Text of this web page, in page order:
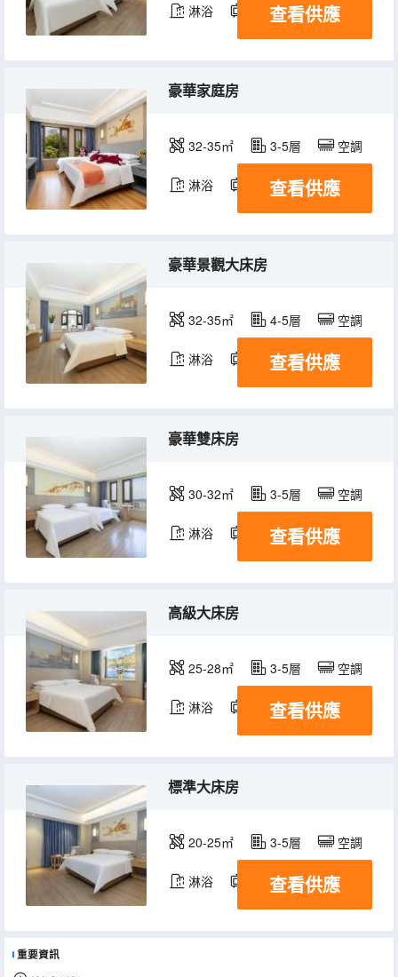
淋浴 電視機
查看供應
豪華家庭房
32-35㎡ 3-5層 空調
淋浴 電視機 冰箱
查看供應
豪華景觀大床房
32-35㎡ 4-5層 空調
淋浴 電視機 冰箱
查看供應
豪華雙床房
30-32㎡ 3-5層 空調
淋浴 電視機
查看供應
高級大床房
25-28㎡ 3-5層 空調
淋浴 電視機
查看供應
標準大床房
20-25㎡ 3-5層 空調
淋浴 電視機
查看供應
重要資訊